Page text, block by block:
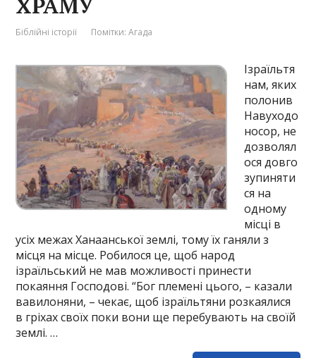
ХРАМУ
Біблійні історії Помітки:Агада
Ізраїльтя
нам, яких
полонив
Навуходо
носор, не
дозволял
ося довго
зупиняти
ся на
одному
місці в
усіх межах Ханаанської землі, тому їх ганяли з
місця на місце. Робилося це, щоб народ
ізраїльський не мав можливості принести
покаяння Господові. “Бог племені цього, – казали
вавилоняни, – чекає, щоб ізраїльтяни розкаялися
в гріхах своїх поки вони ще перебувають на своїй
землі. …